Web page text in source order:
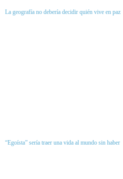
La geografía no debería decidir quién vive en paz
“Egoísta” sería traer una vida al mundo sin haber